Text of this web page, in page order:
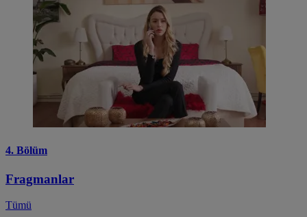
4. Bölüm
Fragmanlar
Tümü